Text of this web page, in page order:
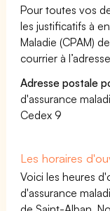
Pour toutes vos
les justificatifs à
Maladie (CPAM)
courrier à
Adresse postale
d'assurance
Cedex 9
Les horaires
Voici les heures
d'assurance